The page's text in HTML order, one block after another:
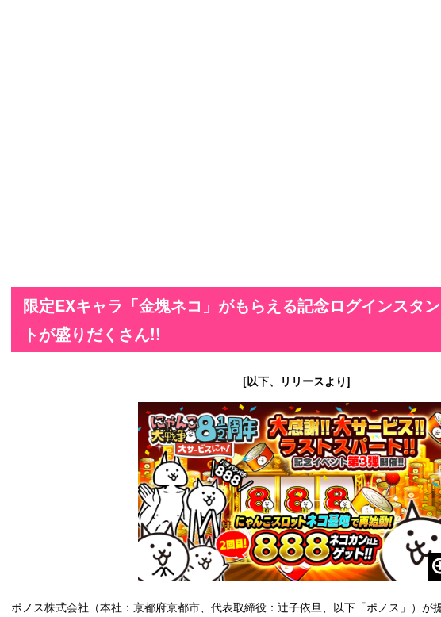
限定EXキャラ「金塊ネコ」がもらえる記念ログインスタ
トが盛りだくさん!!
[以下、リリースより]
ポノス株式会社（本社：京都府京都市、代表取締役：辻子依旦、以下「ポノス」）が